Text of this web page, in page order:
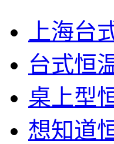
上海台
台式恒
桌上型
想知道